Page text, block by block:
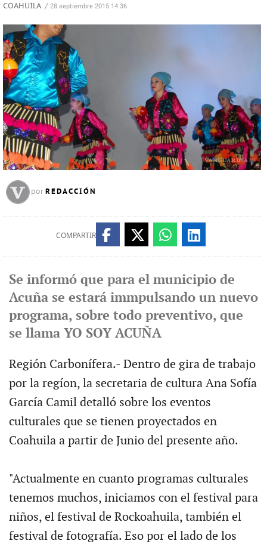
COAHUILA / 28 septiembre 2015 14:36
por REDACCIÓN
COMPARTIR
Se informó que para el municipio de
Acuña se estará immpulsando un nuevo
programa, sobre todo preventivo, que
se llama YO SOY ACUÑA
Región Carbonífera.- Dentro de gira de trabajo
por la regíon, la secretaria de cultura Ana Sofía
García Camil detalló sobre los eventos
culturales que se tienen proyectados en
Coahuila a partir de Junio del presente año.
"Actualmente en cuanto programas culturales
tenemos muchos, iniciamos con el festival para
niños, el festival de Rockoahuila, también el
festival de fotografía. Eso por el lado de los